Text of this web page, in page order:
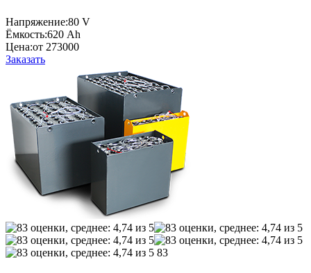
Напряжение:80 V
Ёмкость:620 Ah
Цена:от 273000
Заказать
83